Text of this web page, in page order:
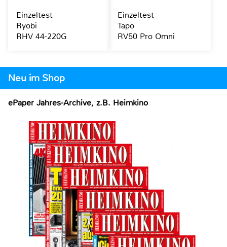
Neu im Shop
ePaper Jahres-Archive, z.B. Heimkino
Einzeltest
Ryobi
RHV 44-220G
Einzeltest
Tapo
RV50 Pro Omni